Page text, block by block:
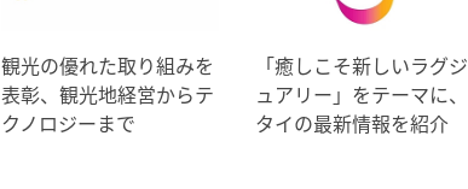
観光の優れた取り組みを
表彰、観光地経営からテ
クノロジーまで
「癒しこそ新しいラグジ
ュアリー」をテーマに、
タイの最新情報を紹介